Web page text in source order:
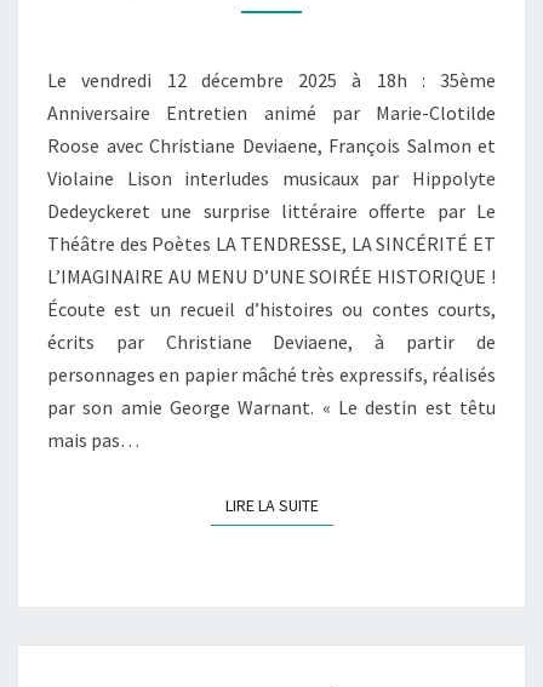
ROTONDE
12.12.2025
À
LA
MAISON
DE
LA
CULTURE
DE
TOURNAI
Le vendredi 12 décembre 2025 à 18h : 35ème
Anniversaire Entretien animé par Marie-Clotilde
Roose avec Christiane Deviaene, François Salmon et
Violaine Lison interludes musicaux par Hippolyte
Dedeyckeret une surprise littéraire offerte par Le
Théâtre des Poètes LA TENDRESSE, LA SINCÉRITÉ ET
L’IMAGINAIRE AU MENU D’UNE SOIRÉE HISTORIQUE !
Écoute est un recueil d’histoires ou contes courts,
écrits par Christiane Deviaene, à partir de
personnages en papier mâché très expressifs, réalisés
par son amie George Warnant. « Le destin est têtu
mais pas…
LIRE LA SUITELIRE LA SUITE